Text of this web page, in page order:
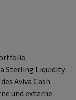
Sterling Liquidity
Aviva Cash
und externe